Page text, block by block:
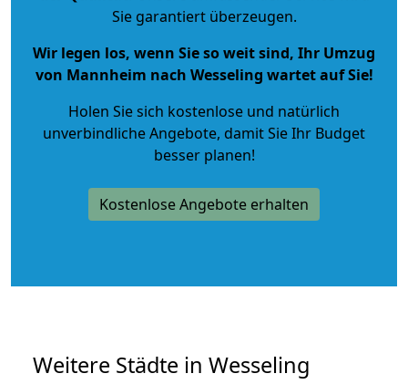
Sie garantiert überzeugen.
Wir legen los, wenn Sie so weit sind, Ihr Umzug
von Mannheim nach Wesseling wartet auf Sie!
Holen Sie sich kostenlose und natürlich
unverbindliche Angebote, damit Sie Ihr Budget
besser planen!
Kostenlose Angebote erhalten
Weitere Städte in Wesseling